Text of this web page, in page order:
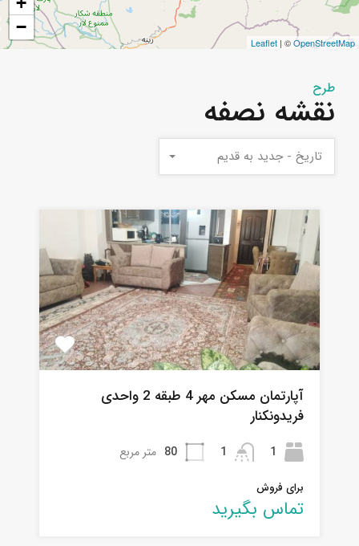
−
Leaflet | ©OpenStreetMap
طرح
نقشه نصفه
تاریخ - جدید به قدیم
آپارتمان مسکن مهر 4 طبقه 2 واحدی
فریدونکنار
1
1
80 متر مربع
برای فروش
تماس بگیرید